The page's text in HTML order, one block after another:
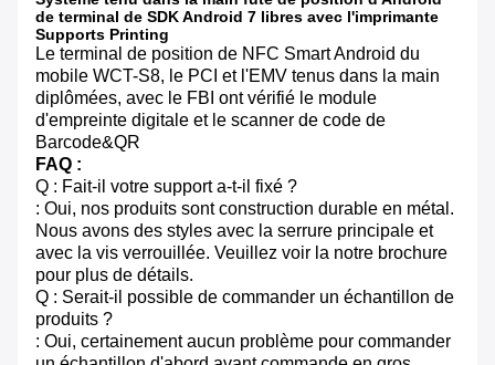
de terminal de SDK Android 7 libres avec l'imprimante
Supports Printing
Le terminal de position de NFC Smart Android du
mobile WCT-S8, le PCI et l'EMV tenus dans la main
diplômées, avec le FBI ont vérifié le module
d'empreinte digitale et le scanner de code de
Barcode&QR
FAQ :
Q : Fait-il votre support a-t-il fixé ?
: Oui, nos produits sont construction durable en métal.
Nous avons des styles avec la serrure principale et
avec la vis verrouillée. Veuillez voir la notre brochure
pour plus de détails.
Q : Serait-il possible de commander un échantillon de
produits ?
: Oui, certainement aucun problème pour commander